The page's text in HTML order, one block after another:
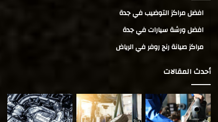
افضل مراكز التوضيب في جدة
افضل ورشة سيارات في جدة
مراكز صيانة رنج روفر في الرياض
أحدث المقالات